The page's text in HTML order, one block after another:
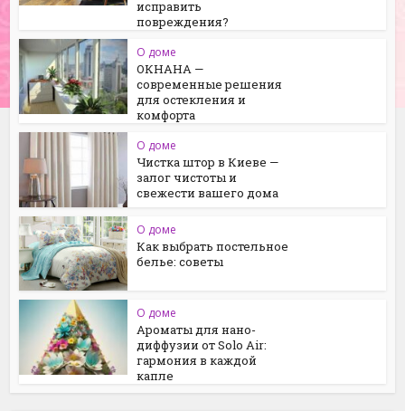
исправить
повреждения?
О доме
ОКНАНА —
современные решения
для остекления и
комфорта
О доме
Чистка штор в Киеве —
залог чистоты и
свежести вашего дома
О доме
Как выбрать постельное
белье: советы
О доме
Ароматы для нано-
диффузии от Solo Air:
гармония в каждой
капле